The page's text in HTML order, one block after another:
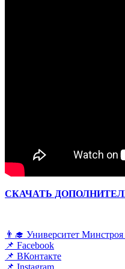
СКАЧАТЬ
👨‍🎓 Университет
📌 Facebook
📌 ВКонтакте
📌 Instagram